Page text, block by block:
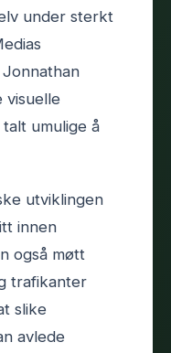
under sterkt
visuelle
umulige å
utviklingen
innen
også møtt
trafikanter
slike
avlede